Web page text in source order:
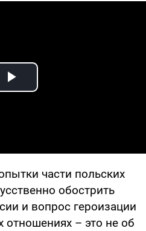
Play Video
части польских
обострить
и вопрос героизации
отношениях – это не об